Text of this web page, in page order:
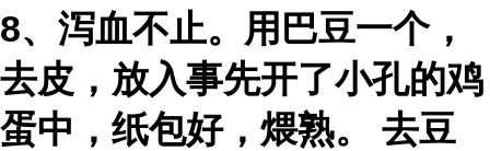
8、泻血不止。用巴豆一个，
去皮，放入事先开了小孔的鸡
蛋中，纸包好，煨熟。 去豆